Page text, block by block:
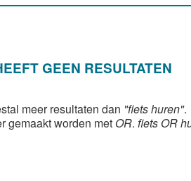
GEEN RESULTATEN
meer resultaten dan "fiets huren".
gemaakt worden met OR. fiets OR